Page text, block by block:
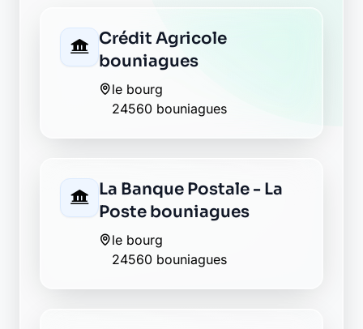
Crédit Agricole
bouniagues
le bourg
24560 bouniagues
La Banque Postale - La
Poste bouniagues
le bourg
24560 bouniagues